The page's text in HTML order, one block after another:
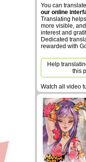
You can
our online
Translating
more visible,
interest and
Dedicated
rewarded with
Help
this
Watch all video